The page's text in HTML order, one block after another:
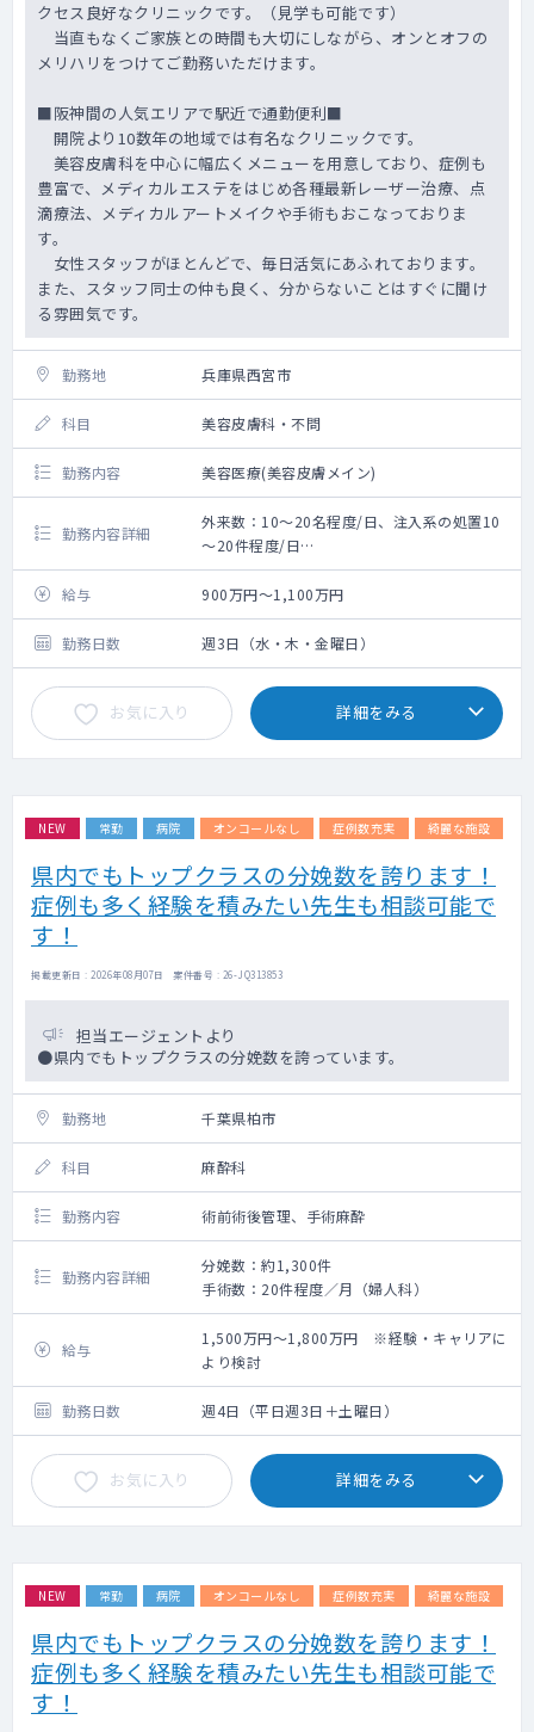
クセス良好なクリニックです。（見学も可能です）
当直もなくご家族との時間も大切にしながら、オンとオフの
メリハリをつけてご勤務いただけます。
■阪神間の人気エリアで駅近で通勤便利■
開院より10数年の地域では有名なクリニックです。
美容皮膚科を中心に幅広くメニューを用意しており、症例も
豊富で、メディカルエステをはじめ各種最新レーザー治療、点
滴療法、メディカルアートメイクや手術もおこなっておりま
す。
女性スタッフがほとんどで、毎日活気にあふれております。
また、スタッフ同士の仲も良く、分からないことはすぐに聞け
る雰囲気です。
勤務地 兵庫県西宮市
科目 美容皮膚科・不問
勤務内容 美容医療(美容皮膚メイン)
勤務内容詳細
外来数：10～20名程度/日、注入系の処置10
～20件程度/日
《主な疾患》
美容皮膚（にきび、アンチエイジングな
ど）、ヒアルロン酸・ボトックス注入、
ニキビ・アトピーなどの治療
ピアッシング、レーザー、皮膚腫瘍摘出
術、二重瞼・糸リフトなどの手術治療
【設備】
電子カルテ：あり
給与 900万円～1,100万円
勤務日数 週3日（水・木・金曜日）
お気に入り 詳細をみる
NEW 常勤 病院 オンコールなし 症例数充実 綺麗な施設
県内でもトップクラスの分娩数を誇ります！
症例も多く経験を積みたい先生も相談可能で
す！
掲載更新日 : 2026年08月07日 案件番号 : 26-JQ313853
担当エージェントより
●県内でもトップクラスの分娩数を誇っています。
勤務地 千葉県柏市
科目 麻酔科
勤務内容 術前術後管理、手術麻酔
勤務内容詳細
分娩数：約1,300件
手術数：20件程度／月（婦人科）
給与
1,500万円～1,800万円 ※経験・キャリアに
より検討
勤務日数 週4日（平日週3日＋土曜日）
お気に入り 詳細をみる
NEW 常勤 病院 オンコールなし 症例数充実 綺麗な施設
県内でもトップクラスの分娩数を誇ります！
症例も多く経験を積みたい先生も相談可能で
す！